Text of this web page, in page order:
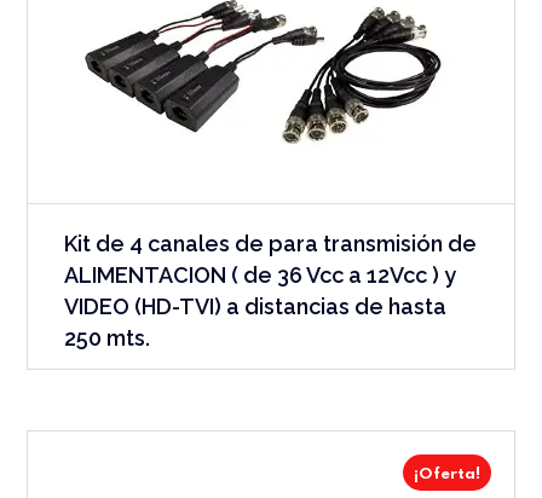
Kit de 4 canales de para transmisión de
ALIMENTACION ( de 36 Vcc a 12Vcc ) y
VIDEO (HD-TVI) a distancias de hasta
250 mts.
¡Oferta!